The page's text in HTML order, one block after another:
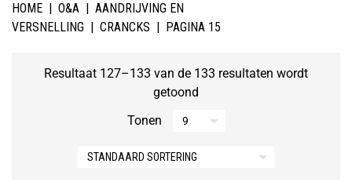
HOME | O&A | AANDRIJVING EN
VERSNELLING | CRANCKS | PAGINA 15
Resultaat 127–133 van de 133 resultaten wordt
getoond
Tonen